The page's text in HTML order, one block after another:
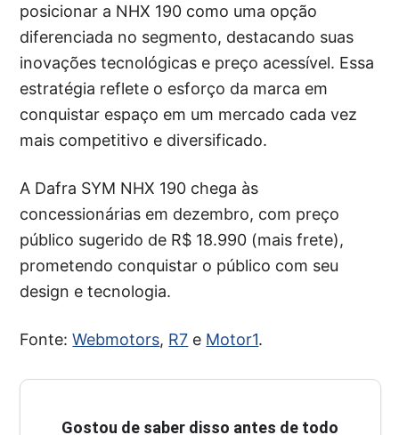
posicionar a NHX 190 como uma opção
diferenciada no segmento, destacando suas
inovações tecnológicas e preço acessível. Essa
estratégia reflete o esforço da marca em
conquistar espaço em um mercado cada vez
mais competitivo e diversificado.
A Dafra SYM NHX 190 chega às
concessionárias em dezembro, com preço
público sugerido de R$ 18.990 (mais frete),
prometendo conquistar o público com seu
design e tecnologia.
Fonte:Webmotors, R7 e Motor1.
Gostou de saber disso antes de todo